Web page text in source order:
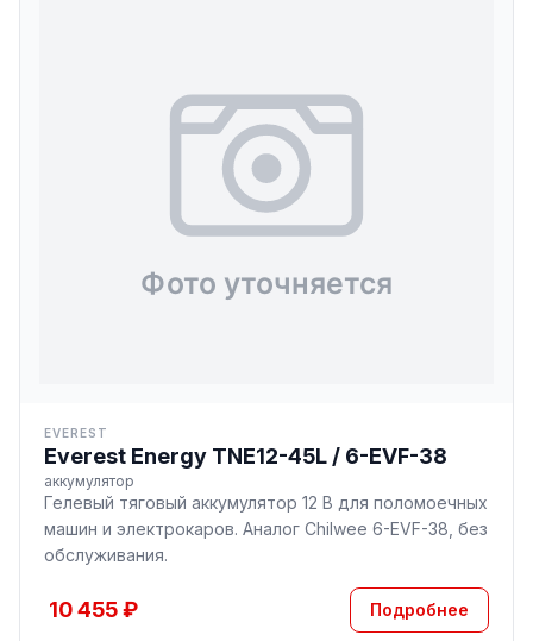
EVEREST
Everest Energy TNE12-45L / 6-EVF-38
аккумулятор
Гелевый тяговый аккумулятор 12 В для поломоечных
машин и электрокаров. Аналог Chilwee 6-EVF-38, без
обслуживания.
10 455 ₽ Подробнее